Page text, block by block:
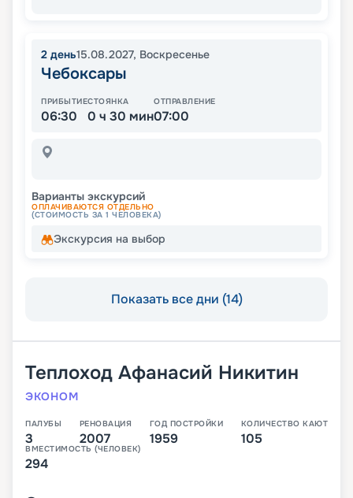
2 день15.08.2027, Воскресенье
Чебоксары
ПРИБЫТИЕ
06:30
СТОЯНКА
0 ч 30 мин
ОТПРАВЛЕНИЕ
07:00
Варианты экскурсий
ОПЛАЧИВАЮТСЯ ОТДЕЛЬНО
(СТОИМОСТЬ ЗА 1 ЧЕЛОВЕКА)
Экскурсия на выбор
Показать все дни (14)
Теплоход Афанасий Никитин
ЭКОНОМ
ПАЛУБЫ
3
РЕНОВАЦИЯ
2007
ГОД ПОСТРОЙКИ
1959
КОЛИЧЕСТВО КАЮТ
105
ВМЕСТИМОСТЬ (ЧЕЛОВЕК)
294